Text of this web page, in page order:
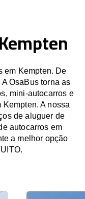
em Kempten. De
OsaBus torna as
mini-autocarros e
A nossa
de aluguer de
autocarros em
a melhor opção